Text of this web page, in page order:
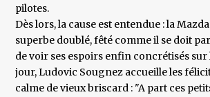
pilotes.
Dès lors, la cause est entendue : la
superbe doublé, fêté comme il se doit
de voir ses espoirs enfin concrétisés sur
jour, Ludovic Sougnez accueille les
calme de vieux briscard : "A part ces